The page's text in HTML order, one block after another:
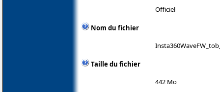
Officiel
Nom du fichier
Taille du fichier
442 Mo